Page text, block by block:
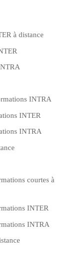
à distance
INTRA
INTER
INTRA
courtes à
INTER
INTRA